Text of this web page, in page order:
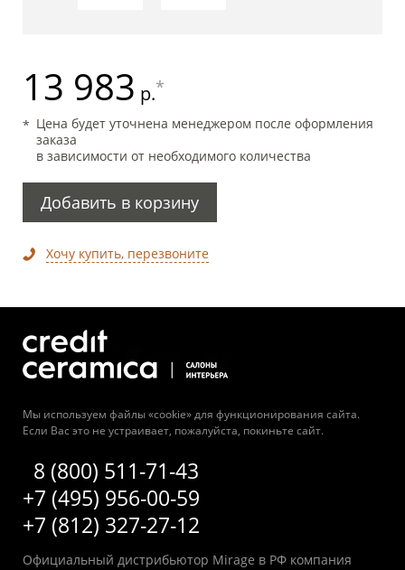
13 983 р.*
Цена будет уточнена менеджером после оформления
заказа
в зависимости от необходимого количества
Добавить в корзину
Хочу купить, перезвоните
Мы используем файлы «cookie» для функционирования сайта.
Если Вас это не устраивает, пожалуйста, покиньте сайт.
8 (800) 511-71-43
+7 (495) 956-00-59
+7 (812) 327-27-12
Официальный дистрибьютор Mirage в РФ компания